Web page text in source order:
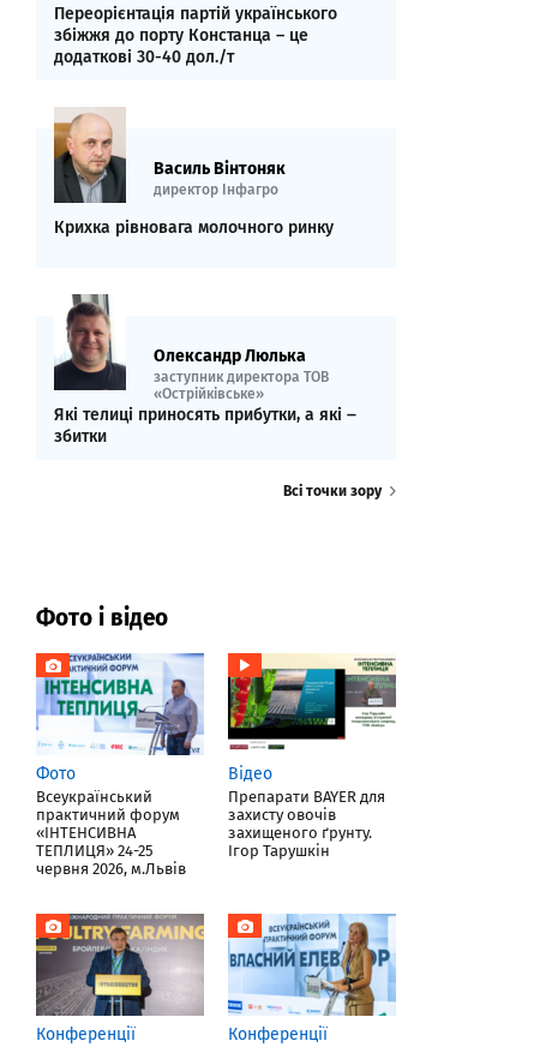
Переорієнтація партій українського
збіжжя до порту Констанца – це
додаткові 30-40 дол./т
Василь Вінтоняк
директор Інфагро
Крихка рівновага молочного ринку
Олександр Люлька
заступник директора ТОВ
«Острійківське»
Які телиці приносять прибутки, а які ‒
збитки
Всі точки зору
Фото і відео
Фото
Всеукраїнський
практичний форум
«ІНТЕНСИВНА
ТЕПЛИЦЯ» 24-25
червня 2026, м.Львів
Відео
Препарати BAYER для
захисту овочів
захищеного ґрунту.
Ігор Тарушкін
Конференції Конференції